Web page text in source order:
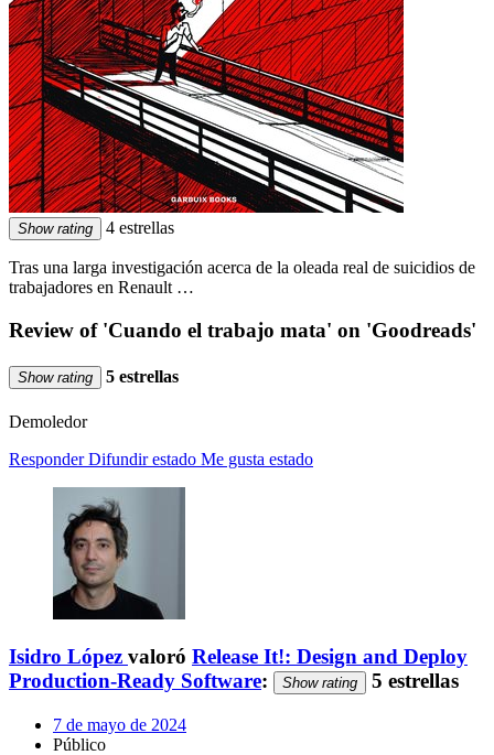
Show rating 4 estrellas
Tras una larga investigación acerca de la oleada real de suicidios de
trabajadores en Renault …
Review of 'Cuando el trabajo mata' on 'Goodreads'
Show rating 5 estrellas
Demoledor
Responder Difundir estado Me gusta estado
Isidro López valoró Release It!: Design and Deploy
Production-Ready Software: Show rating 5 estrellas
7 de mayo de 2024
Público